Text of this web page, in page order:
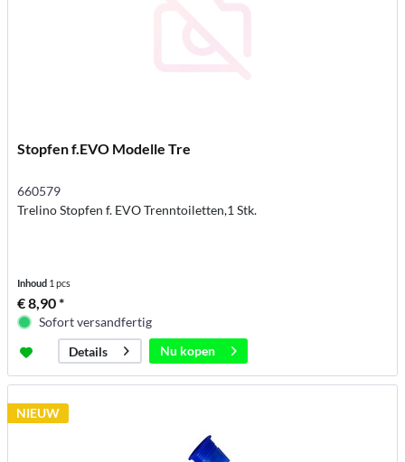
Stopfen f.EVO Modelle Tre
660579
Trelino Stopfen f. EVO Trenntoiletten,1 Stk.
Inhoud 1 pcs
€ 8,90 *
Sofort versandfertig
Details
Nu kopen
NIEUW